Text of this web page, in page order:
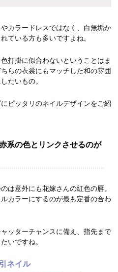
カラードレスではなく、白無垢か
ている方も多いですよね。
打掛に似合わないということはま
らの衣裳にもマッチした和の雰囲
たいもの。
ピッタリのネイルデザインをご紹
系の色とリンクさせるのが
は意外にも花嫁さんの紅色の唇。
カラーにするのが最も定番の合わ
ッターチャンスに備え、指先まで
いですね。
ネイル